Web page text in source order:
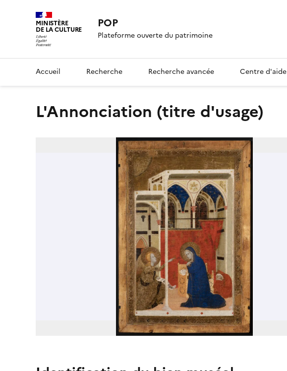
MINISTÈRE
DE LA CULTURE POP
Plateforme ouverte du patrimoine
Accueil Recherche Recherche avancée Centre d'aide
L'Annonciation (titre d'usage)